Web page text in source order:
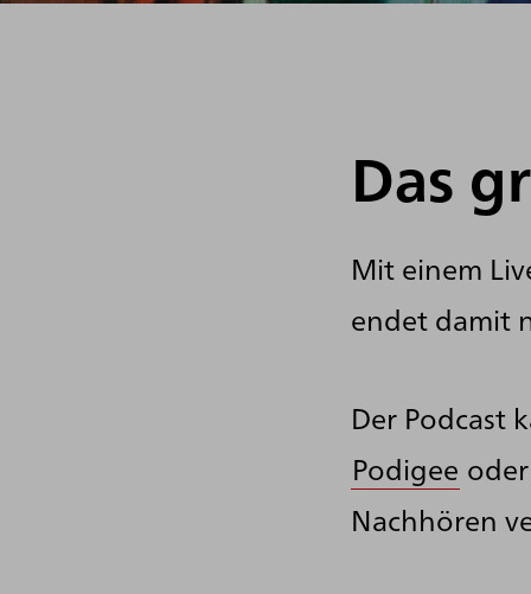
Das
Mit einem
endet damit
Der Podcast
Podigee oder
Nachhören